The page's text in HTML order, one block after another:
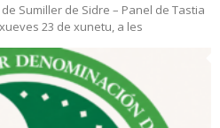
Sumiller de Sidre – Panel de Tastia
23 de xunetu, a les